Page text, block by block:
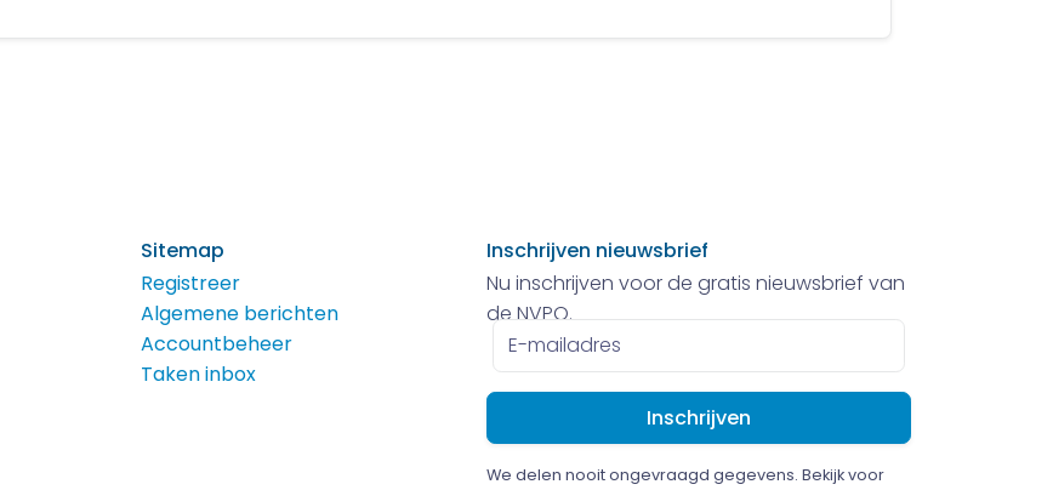
Sitemap
Registreer
Algemene berichten
Accountbeheer
Taken inbox
Inschrijven nieuwsbrief
Nu inschrijven voor de gratis nieuwsbrief van
de NVPO.
E-
mailadres
We delen nooit ongevraagd gegevens. Bekijk voor